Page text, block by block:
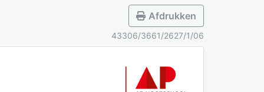
Afdrukken
43306/3661/2627/1/06